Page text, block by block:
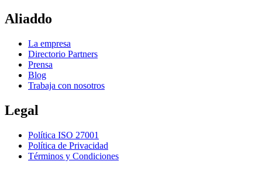
Aliaddo
La empresa
Directorio Partners
Prensa
Blog
Trabaja con nosotros
Legal
Política ISO 27001
Política de Privacidad
Términos y Condiciones